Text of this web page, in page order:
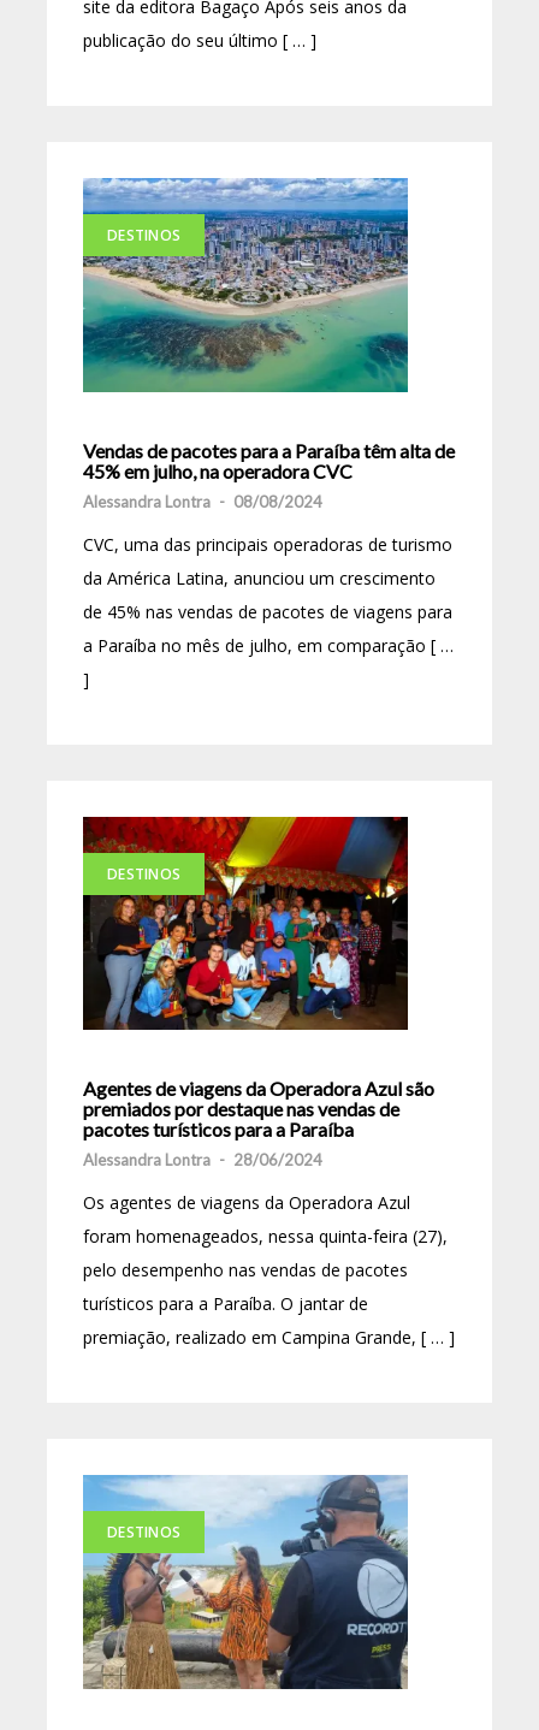
site da editora Bagaço Após seis anos da
publicação do seu último [ … ]
DESTINOS
Vendas de pacotes para a Paraíba têm alta de
45% em julho, na operadora CVC
Alessandra Lontra - 08/08/2024
CVC, uma das principais operadoras de turismo
da América Latina, anunciou um crescimento
de 45% nas vendas de pacotes de viagens para
a Paraíba no mês de julho, em comparação [ …
]
DESTINOS
Agentes de viagens da Operadora Azul são
premiados por destaque nas vendas de
pacotes turísticos para a Paraíba
Alessandra Lontra - 28/06/2024
Os agentes de viagens da Operadora Azul
foram homenageados, nessa quinta-feira (27),
pelo desempenho nas vendas de pacotes
turísticos para a Paraíba. O jantar de
premiação, realizado em Campina Grande, [ … ]
DESTINOS